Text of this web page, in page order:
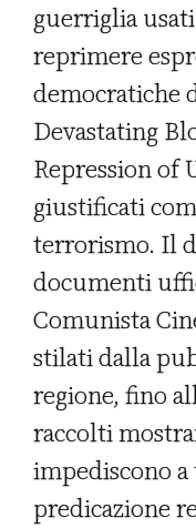
guerriglia
reprimere
democratiche
Devastating
Repression of
giustificati
terrorismo. Il
documenti
Comunista
stilati dalla
regione, fino
raccolti
impediscono
predicazione